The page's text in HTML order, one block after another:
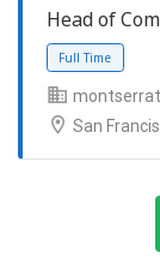
Head of
San